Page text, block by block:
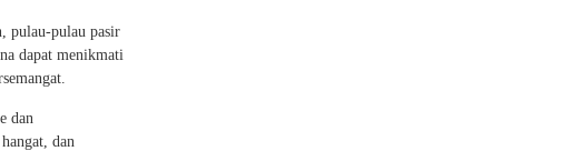
pulau-pulau pasir
dapat menikmati
dan
dan